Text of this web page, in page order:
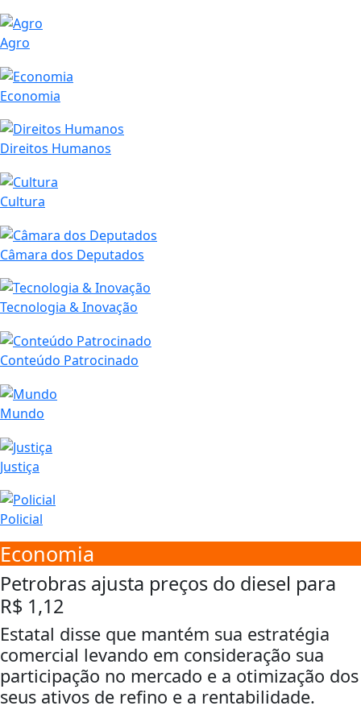
Agro
Economia
Direitos Humanos
Cultura
Câmara dos Deputados
Tecnologia & Inovação
Conteúdo Patrocinado
Mundo
Justiça
Policial
Economia
Petrobras ajusta preços do diesel para
R$ 1,12
Estatal disse que mantém sua estratégia
comercial levando em consideração sua
participação no mercado e a otimização dos
seus ativos de refino e a rentabilidade.